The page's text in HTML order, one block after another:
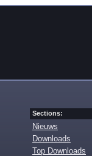
Sections:
Nieuws
Downloads
Top Downloads